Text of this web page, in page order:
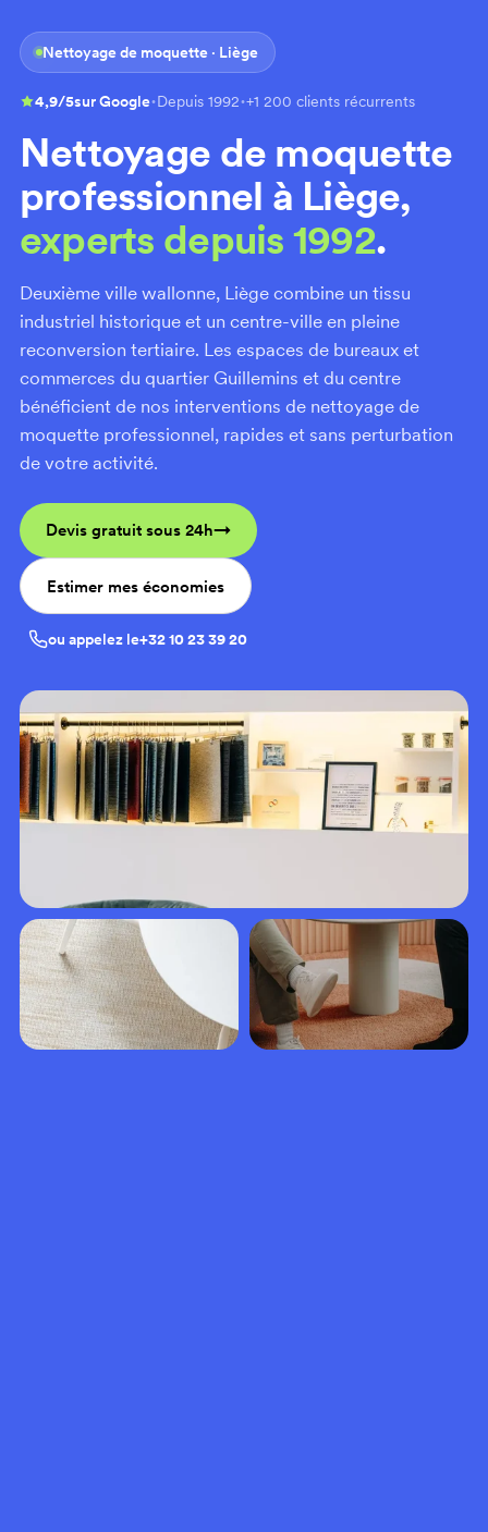
Nettoyage de moquette · Liège
4,9/5sur Google·Depuis 1992·+1 200 clients récurrents
Nettoyage de moquette
professionnel à Liège,
experts depuis 1992.
Deuxième ville wallonne, Liège combine un tissu
industriel historique et un centre-ville en pleine
reconversion tertiaire. Les espaces de bureaux et
commerces du quartier Guillemins et du centre
bénéficient de nos interventions de nettoyage de
moquette professionnel, rapides et sans perturbation
de votre activité.
Devis gratuit sous 24h
Estimer mes économies
ou appelez le+32 10 23 39 20